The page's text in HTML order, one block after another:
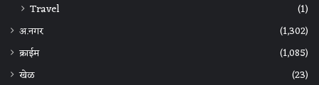
Travel
(1)
अ.नगर
(1,302)
क्राईम
(1,085)
खेळ
(23)